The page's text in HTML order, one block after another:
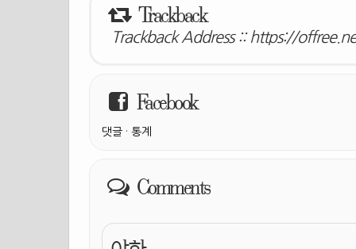
Trackback
Trackback Address :: https://
Facebook
댓글 · 통계
Comments